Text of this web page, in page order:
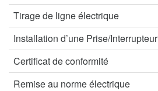
Tirage de ligne électrique
Installation d’une Prise/Interrupteur
Certificat de conformité
Remise au norme électrique